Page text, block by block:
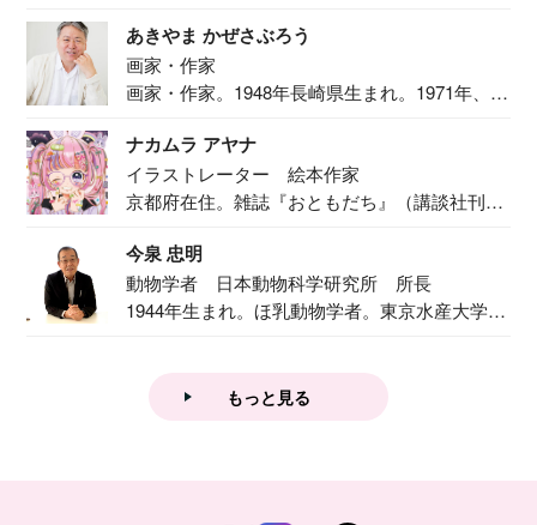
あきやま かぜさぶろう
画家・作家
画家・作家。1948年長崎県生まれ。1971年、
ナカムラ アヤナ
イラストレーター 絵本作家
京都府在住。雑誌『おともだち』（講談社刊）
今泉 忠明
動物学者 日本動物科学研究所 所長
1944年生まれ。ほ乳動物学者。東京水産大学卒
もっと見る